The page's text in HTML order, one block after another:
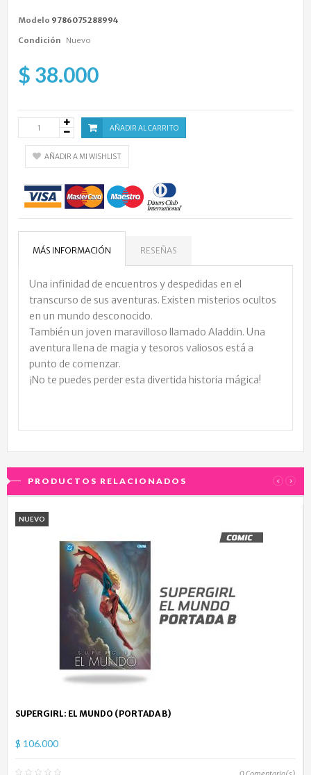
Modelo 9786075288994
Condición Nuevo
$ 38.000
AÑADIR AL CARRITO
AÑADIR A MI WISHLIST
MÁS INFORMACIÓN RESEÑAS
Una infinidad de encuentros y despedidas en el
transcurso de sus aventuras. Existen misterios ocultos
en un mundo desconocido.
También un joven maravilloso llamado Aladdin. Una
aventura llena de magia y tesoros valiosos está a
punto de comenzar.
¡No te puedes perder esta divertida historia mágica!
PRODUCTOS RELACIONADOS ‹ ›
NUEVO
SUPERGIRL: EL MUNDO (PORTADA B)
$ 106.000